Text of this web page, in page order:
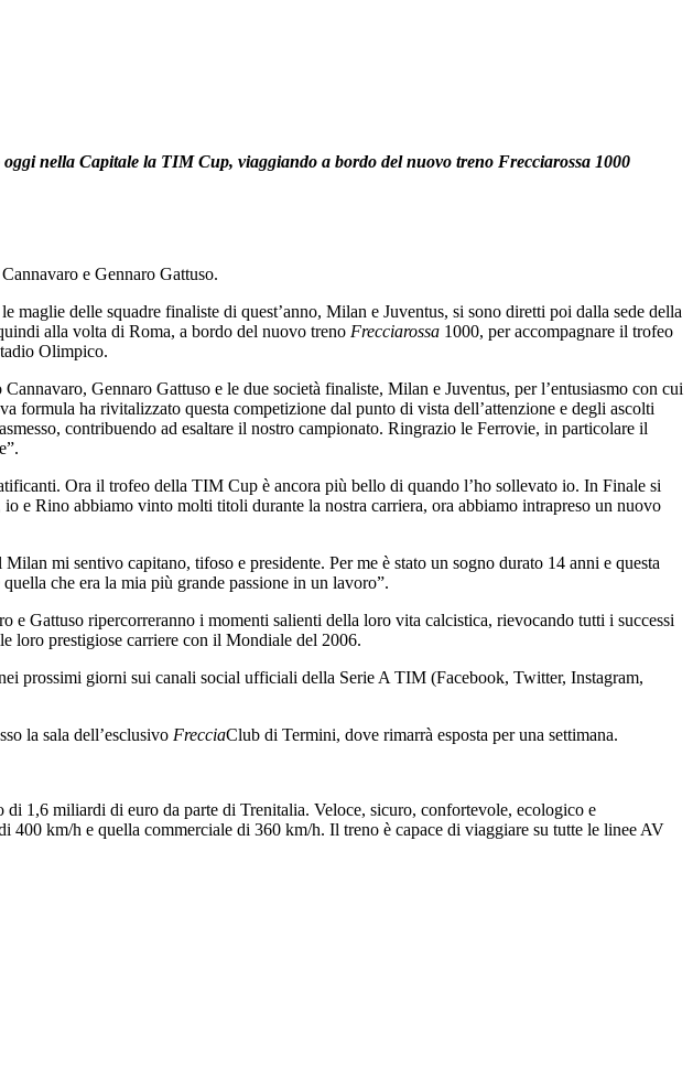
nella Capitale la TIM Cup, viaggiando a bordo del nuovo treno Frecciarossa 1000
e Gennaro Gattuso.
delle squadre finaliste di quest’anno, Milan e Juventus, si sono diretti poi dalla sede della
alla volta di Roma, a bordo del nuovo treno Frecciarossa 1000, per accompagnare il trofeo
Olimpico.
Gennaro Gattuso e le due società finaliste, Milan e Juventus, per l’entusiasmo con cui
ha rivitalizzato questa competizione dal punto di vista dell’attenzione e degli ascolti
contribuendo ad esaltare il nostro campionato. Ringrazio le Ferrovie, in particolare il
Ora il trofeo della TIM Cup è ancora più bello di quando l’ho sollevato io. In Finale si
e Rino abbiamo vinto molti titoli durante la nostra carriera, ora abbiamo intrapreso un nuovo
mi sentivo capitano, tifoso e presidente. Per me è stato un sogno durato 14 anni e questa
che era la mia più grande passione in un lavoro”.
e Gattuso ripercorreranno i momenti salienti della loro vita calcistica, rievocando tutti i successi
loro prestigiose carriere con il Mondiale del 2006.
prossimi giorni sui canali social ufficiali della Serie A TIM (Facebook, Twitter, Instagram,
la sala dell’esclusivo FrecciaClub di Termini, dove rimarrà esposta per una settimana.
1,6 miliardi di euro da parte di Trenitalia. Veloce, sicuro, confortevole, ecologico e
400 km/h e quella commerciale di 360 km/h. Il treno è capace di viaggiare su tutte le linee AV